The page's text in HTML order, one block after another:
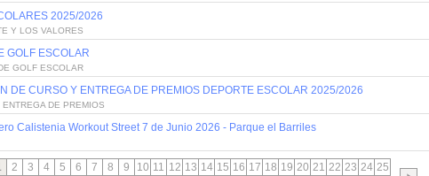
2025/2026
Y LOS VALORES
GOLF ESCOLAR
GOLF ESCOLAR
DE CURSO Y ENTREGA DE PREMIOS DEPORTE ESCOLAR 2025/2026
DE PREMIOS
Calistenia Workout Street 7 de Junio 2026 - Parque el Barriles
2 3 4 5 6 7 8 9 10 11 12 13 14 15 16 17 18 19 20 21 22 23 24 25